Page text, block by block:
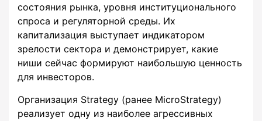
состояния рынка, уровня институционального
спроса и регуляторной среды. Их
капитализация выступает индикатором
зрелости сектора и демонстрирует, какие
ниши сейчас формируют наибольшую ценность
для инвесторов.
Организация Strategy (ранее MicroStrategy)
реализует одну из наиболее агрессивных